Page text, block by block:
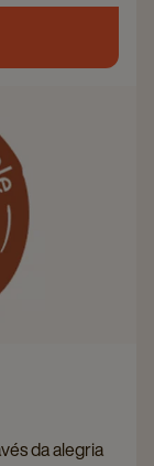
da alegria